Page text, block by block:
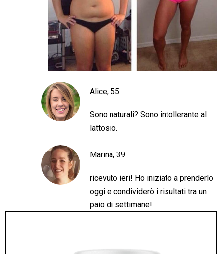
Alice, 55
Sono naturali? Sono intollerante al
lattosio.
Marina, 39
ricevuto ieri! Ho iniziato a prenderlo
oggi e condividerò i risultati tra un
paio di settimane!